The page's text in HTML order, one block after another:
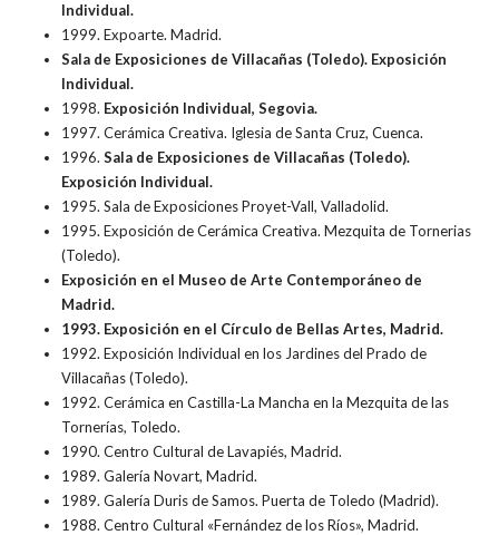
Individual.
1999. Expoarte. Madrid.
Sala de Exposiciones de Villacañas (Toledo). Exposición
Individual.
1998. Exposición Individual, Segovia.
1997. Cerámica Creativa. Iglesia de Santa Cruz, Cuenca.
1996. Sala de Exposiciones de Villacañas (Toledo).
Exposición Individual.
1995. Sala de Exposiciones Proyet-Vall, Valladolid.
1995. Exposición de Cerámica Creativa. Mezquita de Tornerias
(Toledo).
Exposición en el Museo de Arte Contemporáneo de
Madrid.
1993. Exposición en el Círculo de Bellas Artes, Madrid.
1992. Exposición Individual en los Jardines del Prado de
Villacañas (Toledo).
1992. Cerámica en Castilla-La Mancha en la Mezquita de las
Tornerías, Toledo.
1990. Centro Cultural de Lavapiés, Madrid.
1989. Galería Novart, Madrid.
1989. Galería Duris de Samos. Puerta de Toledo (Madrid).
1988. Centro Cultural «Fernández de los Ríos», Madrid.